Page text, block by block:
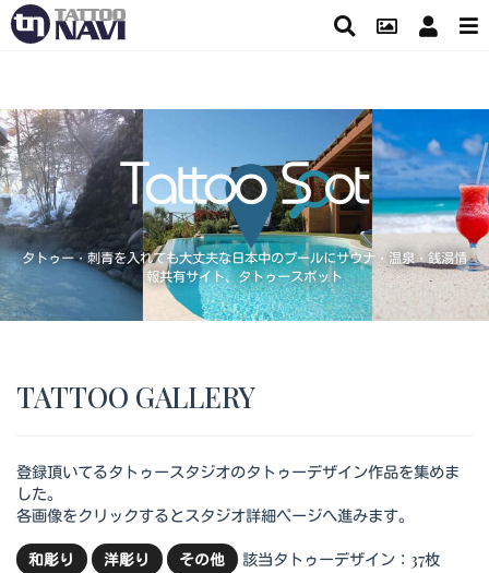
タトゥー・刺青を入れても大丈夫な日本中のプールにサウナ・温泉・銭湯情
報共有サイト、タトゥースポット
TATTOO GALLERY
登録頂いてるタトゥースタジオのタトゥーデザイン作品を集めま
した。
各画像をクリックするとスタジオ詳細ページへ進みます。
和彫り 洋彫り その他
該当タトゥーデザイン：37枚